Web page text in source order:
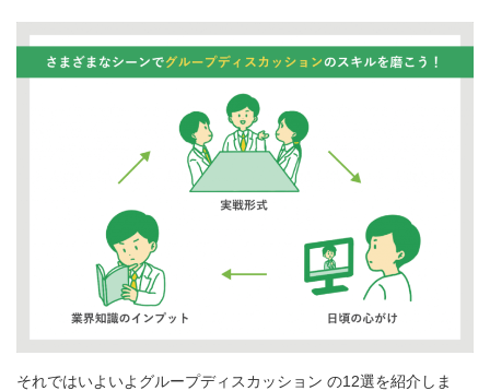
それではいよいよグループディスカッション の12選を紹介しま